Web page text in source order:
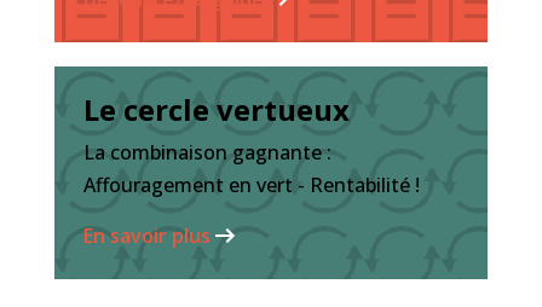
Le cercle vertueux
La combinaison gagnante :
Affouragement en vert - Rentabilité !
En savoir plus